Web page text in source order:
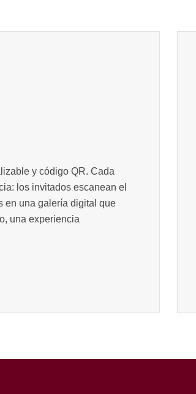
y código QR. Cada
los invitados escanean el
en una galería digital que
una experiencia